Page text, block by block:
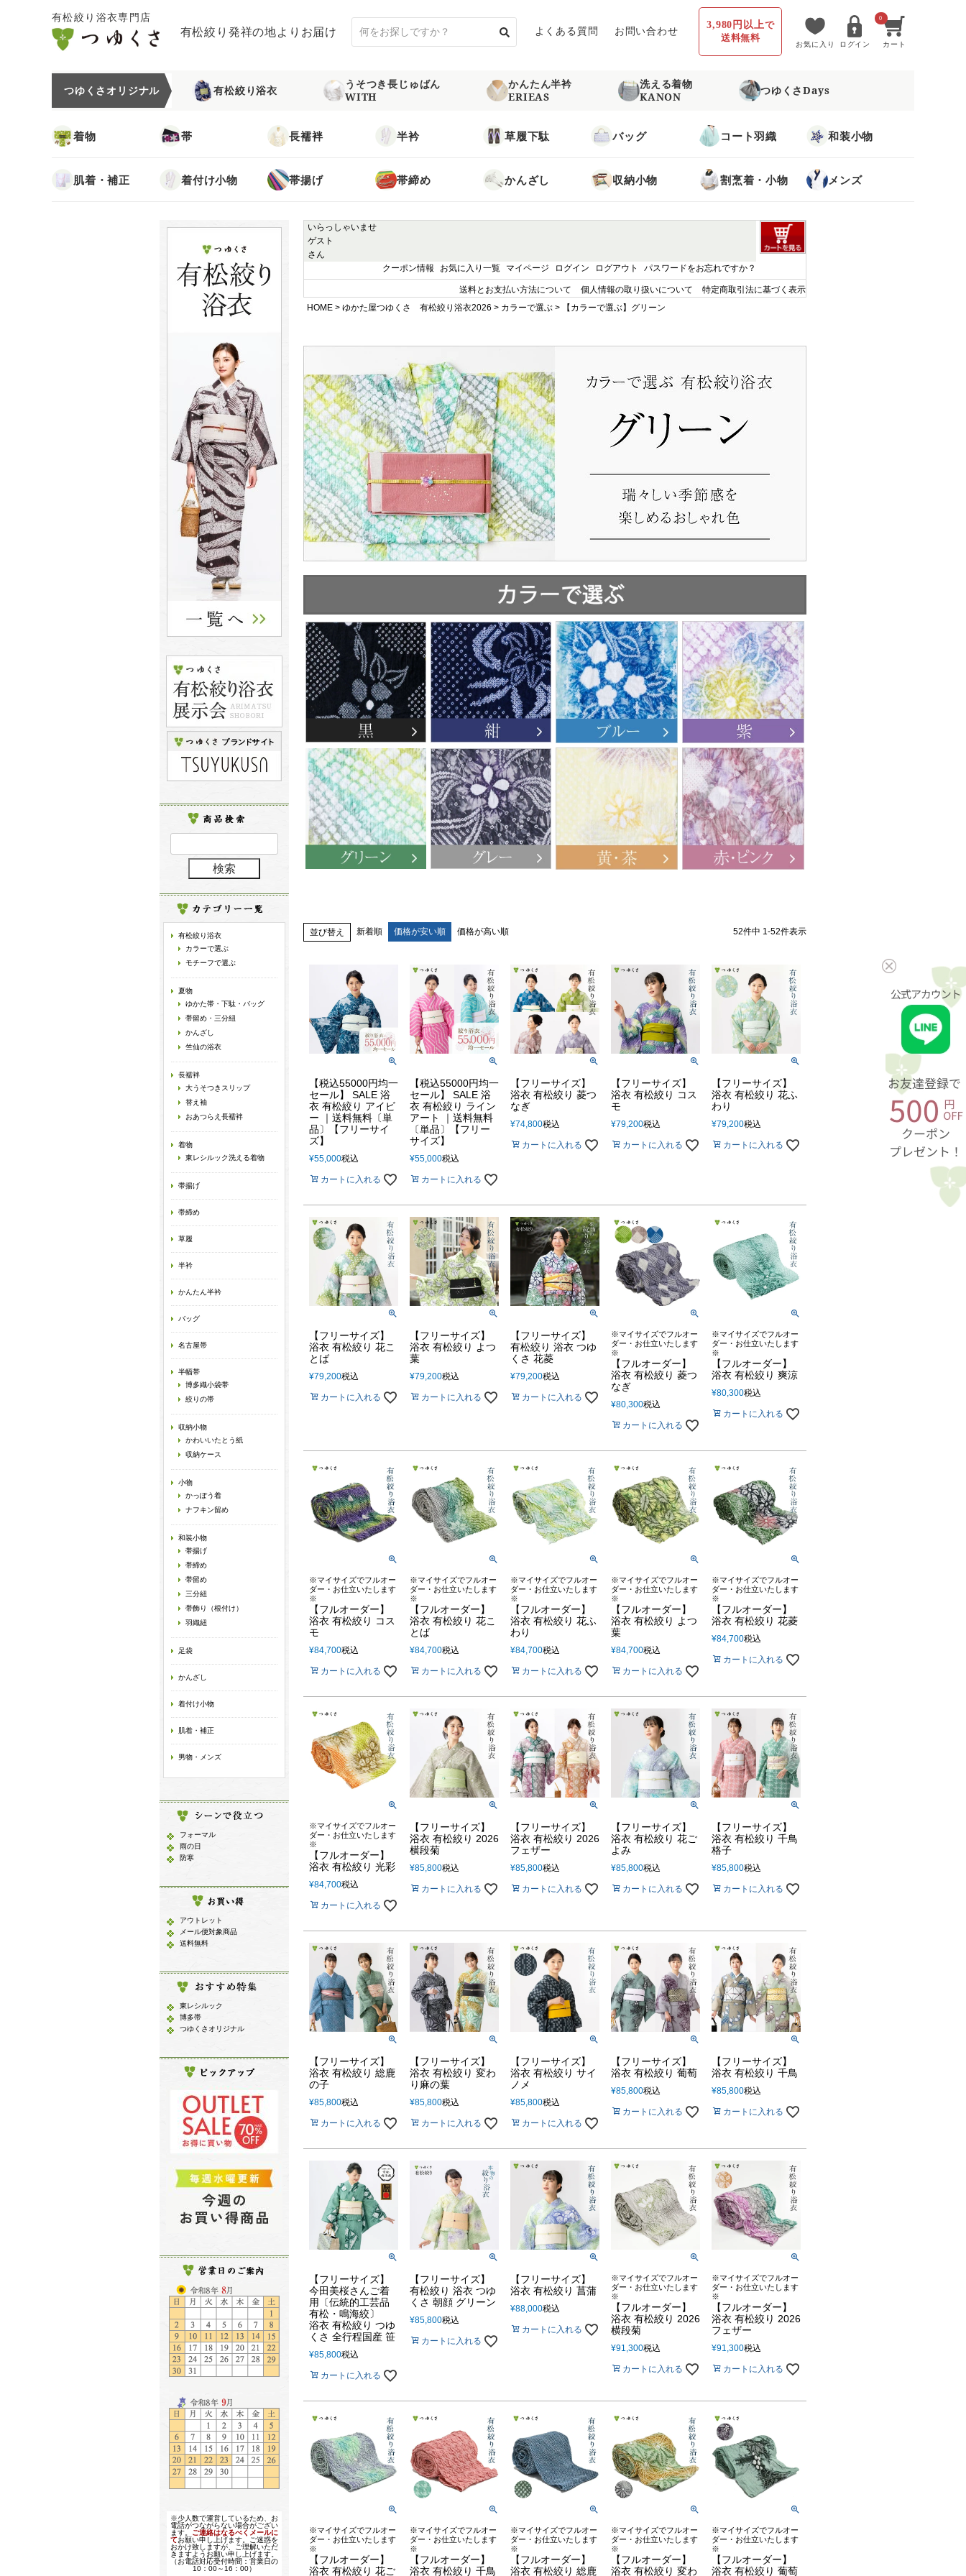
有松絞り浴衣専門店
有松絞り発祥の地よりお届け よくある質問 お問い合わせ
3,980円以上で
送料無料
お気に入り ログイン
0
カート
つゆくさオリジナル 有松絞り浴衣
うそつき長じゅばん
WITH
かんたん半衿
ERIEAS
洗える着物
KANON
つゆくさDays
着物 帯 長襦袢 半衿 草履下駄 バッグ コート羽織 和装小物
肌着・補正 着付け小物 帯揚げ 帯締め かんざし 収納小物 割烹着・小物 メンズ
有松絞り浴衣
カラーで選ぶ
モチーフで選ぶ
夏物
ゆかた帯・下駄・バッグ
帯留め・三分紐
かんざし
竺仙の浴衣
長襦袢
大うそつきスリップ
替え袖
おあつらえ長襦袢
着物
東レシルック洗える着物
帯揚げ
帯締め
草履
半衿
かんたん半衿
バッグ
名古屋帯
半幅帯
博多織小袋帯
絞りの帯
収納小物
かわいいたとう紙
収納ケース
小物
かっぽう着
ナフキン留め
和装小物
帯揚げ
帯締め
帯留め
三分紐
帯飾り（根付け）
羽織紐
足袋
かんざし
着付け小物
肌着・補正
男物・メンズ
フォーマル
雨の日
防寒
アウトレット
メール便対象商品
送料無料
東レシルック
博多帯
つゆくさオリジナル
※少人数で運営しているため、お
電話がつながらない場合がござい
ます。 ご連絡はなるべくメールに
てお願い申し上げます。ご迷惑を
おかけ致しますが、ご理解いただ
きますようお願い申し上げます。
（お電話対応受付時間：営業日の
10：00～16：00）
いらっしゃいませ
ゲスト
さん
クーポン情報
お気に入り一覧 マイページ ログイン ログアウト パスワードをお忘れですか？
送料とお支払い方法について 個人情報の取り扱いについて
特定商取引法に基づく表示
HOME
ゆかた屋つゆくさ 有松絞り浴衣2026 カラーで選ぶ 【カラーで選ぶ】グリーン
並び替え 新着順 価格が安い順 価格が高い順 52件中 1-52件表示
【税込55000円均一
セール】 SALE 浴
衣 有松絞り アイビ
ー ｜送料無料〔単
品〕【フリーサイ
ズ】
¥55,000税込
カートに入れる
【税込55000円均一
セール】 SALE 浴
衣 有松絞り ライン
アート ｜送料無料
〔単品〕【フリー
サイズ】
¥55,000税込
カートに入れる
【フリーサイズ】
浴衣 有松絞り 菱つ
なぎ
¥74,800税込
カートに入れる
【フリーサイズ】
浴衣 有松絞り コス
モ
¥79,200税込
カートに入れる
【フリーサイズ】
浴衣 有松絞り 花ふ
わり
¥79,200税込
カートに入れる
【フリーサイズ】
浴衣 有松絞り 花こ
とば
¥79,200税込
カートに入れる
【フリーサイズ】
浴衣 有松絞り よつ
葉
¥79,200税込
カートに入れる
【フリーサイズ】
有松絞り 浴衣 つゆ
くさ 花菱
¥79,200税込
カートに入れる
※マイサイズでフルオー
ダー・お仕立いたします
※
【フルオーダー】
浴衣 有松絞り 菱つ
なぎ
¥80,300税込
カートに入れる
※マイサイズでフルオー
ダー・お仕立いたします
※
【フルオーダー】
浴衣 有松絞り 爽涼
¥80,300税込
カートに入れる
※マイサイズでフルオー
ダー・お仕立いたします
※
【フルオーダー】
浴衣 有松絞り コス
モ
¥84,700税込
カートに入れる
※マイサイズでフルオー
ダー・お仕立いたします
※
【フルオーダー】
浴衣 有松絞り 花こ
とば
¥84,700税込
カートに入れる
※マイサイズでフルオー
ダー・お仕立いたします
※
【フルオーダー】
浴衣 有松絞り 花ふ
わり
¥84,700税込
カートに入れる
※マイサイズでフルオー
ダー・お仕立いたします
※
【フルオーダー】
浴衣 有松絞り よつ
葉
¥84,700税込
カートに入れる
※マイサイズでフルオー
ダー・お仕立いたします
※
【フルオーダー】
浴衣 有松絞り 花菱
¥84,700税込
カートに入れる
※マイサイズでフルオー
ダー・お仕立いたします
※
【フルオーダー】
浴衣 有松絞り 光彩
¥84,700税込
カートに入れる
【フリーサイズ】
浴衣 有松絞り 2026
横段菊
¥85,800税込
カートに入れる
【フリーサイズ】
浴衣 有松絞り 2026
フェザー
¥85,800税込
カートに入れる
【フリーサイズ】
浴衣 有松絞り 花ご
よみ
¥85,800税込
カートに入れる
【フリーサイズ】
浴衣 有松絞り 千鳥
格子
¥85,800税込
カートに入れる
【フリーサイズ】
浴衣 有松絞り 総鹿
の子
¥85,800税込
カートに入れる
【フリーサイズ】
浴衣 有松絞り 変わ
り麻の葉
¥85,800税込
カートに入れる
【フリーサイズ】
浴衣 有松絞り サイ
ノメ
¥85,800税込
カートに入れる
【フリーサイズ】
浴衣 有松絞り 葡萄
¥85,800税込
カートに入れる
【フリーサイズ】
浴衣 有松絞り 千鳥
¥85,800税込
カートに入れる
【フリーサイズ】
今田美桜さんご着
用〔伝統的工芸品
有松・鳴海絞〕
浴衣 有松絞り つゆ
くさ 全行程国産 笹
¥85,800税込
カートに入れる
【フリーサイズ】
有松絞り 浴衣 つゆ
くさ 朝顔 グリーン
¥85,800税込
カートに入れる
【フリーサイズ】
浴衣 有松絞り 菖蒲
¥88,000税込
カートに入れる
※マイサイズでフルオー
ダー・お仕立いたします
※
【フルオーダー】
浴衣 有松絞り 2026
横段菊
¥91,300税込
カートに入れる
※マイサイズでフルオー
ダー・お仕立いたします
※
【フルオーダー】
浴衣 有松絞り 2026
フェザー
¥91,300税込
カートに入れる
※マイサイズでフルオー
ダー・お仕立いたします
※
【フルオーダー】
浴衣 有松絞り 花ご
※マイサイズでフルオー
ダー・お仕立いたします
※
【フルオーダー】
浴衣 有松絞り 千鳥
※マイサイズでフルオー
ダー・お仕立いたします
※
【フルオーダー】
浴衣 有松絞り 総鹿
※マイサイズでフルオー
ダー・お仕立いたします
※
【フルオーダー】
浴衣 有松絞り 変わ
※マイサイズでフルオー
ダー・お仕立いたします
※
【フルオーダー】
浴衣 有松絞り 葡萄